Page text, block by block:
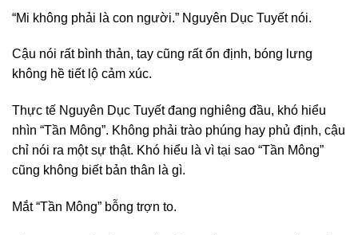
“Mi không phải là con người.” Nguyên Dục Tuyết nói.
Cậu nói rất bình thản, tay cũng rất ổn định, bóng lưng
không hề tiết lộ cảm xúc.
Thực tế Nguyên Dục Tuyết đang nghiêng đầu, khó hiểu
nhìn “Tần Mông”. Không phải trào phúng hay phủ định, cậu
chỉ nói ra một sự thật. Khó hiểu là vì tại sao “Tần Mông”
cũng không biết bản thân là gì.
Mắt “Tần Mông” bỗng trợn to.